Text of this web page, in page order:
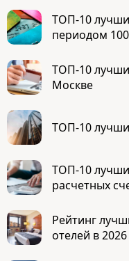
ТОП-10
периодом
ТОП-10
Москве
ТОП-10
ТОП-10
расчетных
Рейтинг
отелей в 2026